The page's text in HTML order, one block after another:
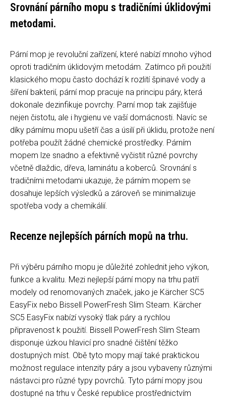
Srovnání párního mopu s tradičními úklidovými
metodami.
Pární mop je revoluční zařízení, které nabízí mnoho výhod
oproti tradičním úklidovým metodám. Zatímco při použití
klasického mopu často dochází k rozlití špinavé vody a
šíření bakterií, pární mop pracuje na principu páry, která
dokonale dezinfikuje povrchy. Parní mop tak zajišťuje
nejen čistotu, ale i hygienu ve vaší domácnosti. Navíc se
díky párnímu mopu ušetří čas a úsilí při úklidu, protože není
potřeba použít žádné chemické prostředky. Párním
mopem lze snadno a efektivně vyčistit různé povrchy
včetně dlaždic, dřeva, laminátu a koberců. Srovnání s
tradičními metodami ukazuje, že párním mopem se
dosahuje lepších výsledků a zároveň se minimalizuje
spotřeba vody a chemikálií.
Recenze nejlepších párních mopů na trhu.
Při výběru párního mopu je důležité zohlednit jeho výkon,
funkce a kvalitu. Mezi nejlepší pární mopy na trhu patří
modely od renomovaných značek, jako je Kärcher SC5
EasyFix nebo Bissell PowerFresh Slim Steam. Kärcher
SC5 EasyFix nabízí vysoký tlak páry a rychlou
připravenost k použití. Bissell PowerFresh Slim Steam
disponuje úzkou hlavicí pro snadné čištění těžko
dostupných míst. Obě tyto mopy mají také praktickou
možnost regulace intenzity páry a jsou vybaveny různými
nástavci pro různé typy povrchů. Tyto pární mopy jsou
dostupné na trhu v České republice prostřednictvím